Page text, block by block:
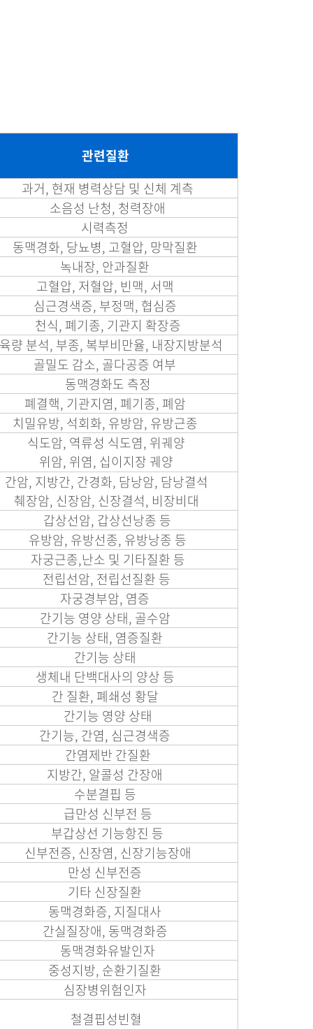
관련질환
과거, 현재 병력상담 및 신체 계측
소음성 난청, 청력장애
시력측정
동맥경화, 당뇨병, 고혈압, 망막질환
녹내장, 안과질환
고혈압, 저혈압, 빈맥, 서맥
심근경색증, 부정맥, 협심증
천식, 폐기종, 기관지 확장증
량 분석, 부종, 복부비만율, 내장지방분석
골밀도 감소, 골다공증 여부
동맥경화도 측정
폐결핵, 기관지염, 폐기종, 폐암
치밀유방, 석회화, 유방암, 유방근종
식도암, 역류성 식도염, 위궤양
위암, 위염, 십이지장 궤양
간암, 지방간, 간경화, 담낭암, 담낭결석
췌장암, 신장암, 신장결석, 비장비대
갑상선암, 갑상선낭종 등
유방암, 유방선종, 유방낭종 등
자궁근종,난소 및 기타질환 등
전립선암, 전립선질환 등
자궁경부암, 염증
간기능 영양 상태, 골수암
간기능 상태, 염증질환
간기능 상태
생체내 단백대사의 양상 등
간 질환, 폐쇄성 황달
간기능 영양 상태
간기능, 간염, 심근경색증
간염제반 간질환
지방간, 알콜성 간장애
수분결핍 등
급만성 신부전 등
부갑상선 기능항진 등
신부전증, 신장염, 신장기능장애
만성 신부전증
기타 신장질환
동맥경화증, 지질대사
간실질장애, 동맥경화증
동맥경화유발인자
중성지방, 순환기질환
심장병위험인자
철결핍성빈혈